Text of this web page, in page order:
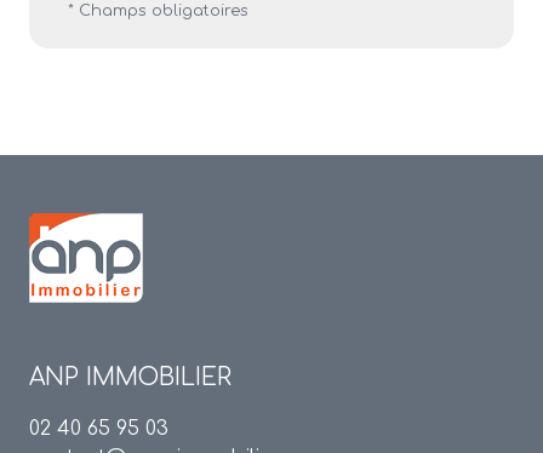
* Champs obligatoires
ANP IMMOBILIER
02 40 65 95 03